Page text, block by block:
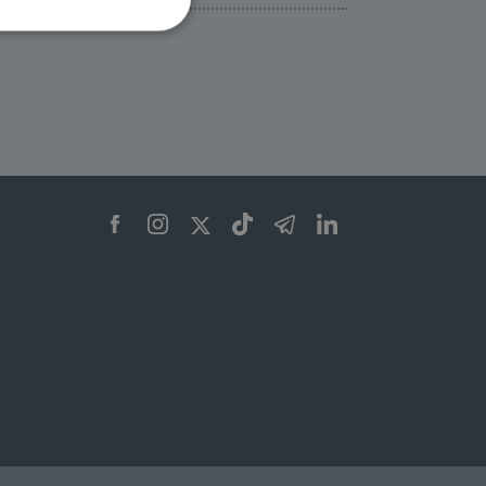
pagina di login. Il
è impostato per
per il dominio corrente.